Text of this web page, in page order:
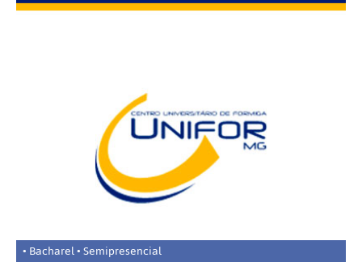
• Bacharel • Semipresencial